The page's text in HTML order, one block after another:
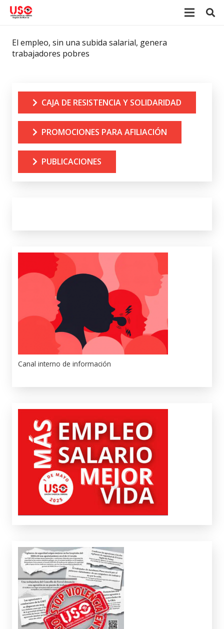
El empleo, sin una subida salarial, genera
trabajadores pobres
CAJA DE RESISTENCIA Y SOLIDARIDAD
PROMOCIONES PARA AFILIACIÓN
PUBLICACIONES
Canal interno de información